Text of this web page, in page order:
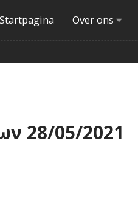
Startpagina Over ons
28/05/2021